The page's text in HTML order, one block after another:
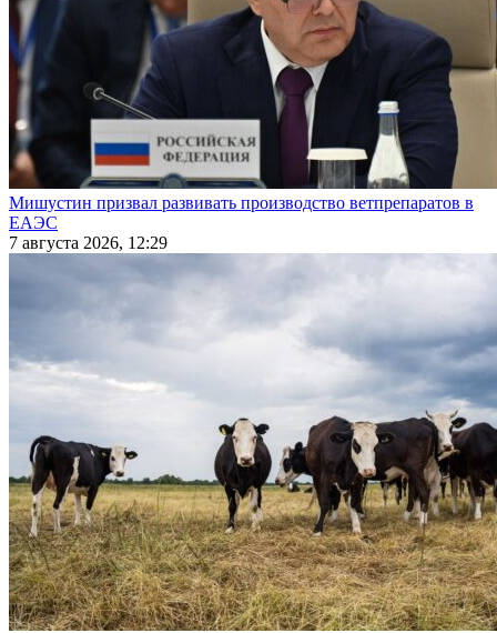
Мишустин призвал развивать производство ветпрепаратов в
ЕАЭС
7 августа 2026, 12:29